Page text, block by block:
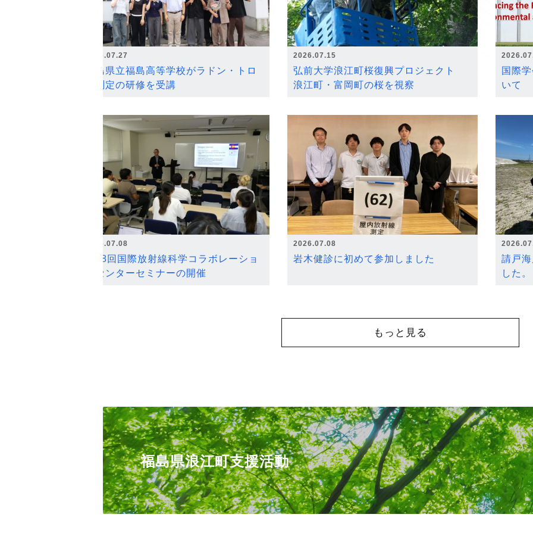
2026.07.27
福島県立福島高等学校がラドン・トロ
ン測定の研修を受講
2026.07.15
弘前大学浪江町桜復興プロジェクト
浪江町・富岡町の桜を視察
国際
いて
2026.07.08
第18回国際放射線科学コラボレーショ
ンセンターセミナーの開催
2026.07.08
岩木健診に初めて参加しました
請戸
した。
もっと見る
福島県浪江町支援活動